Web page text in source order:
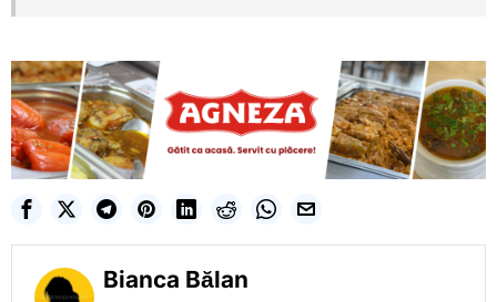
Bianca Bălan